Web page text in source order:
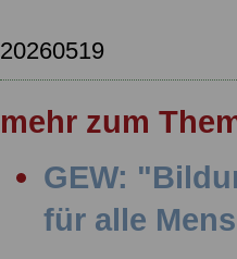
20260519
mehr zum
GEW:
für alle